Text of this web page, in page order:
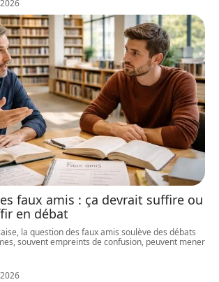
faux amis : ça devrait suffire ou
en débat
la question des faux amis soulève des débats
souvent empreints de confusion, peuvent mener